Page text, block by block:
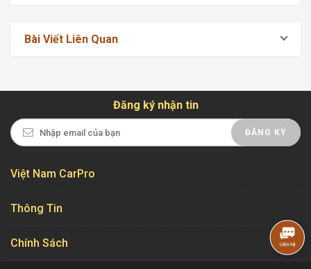
Bài Viết Liên Quan
Đăng ký nhận tin
ĐĂNG KÝ
Việt Nam CarPro
Thông Tin
Chính Sách